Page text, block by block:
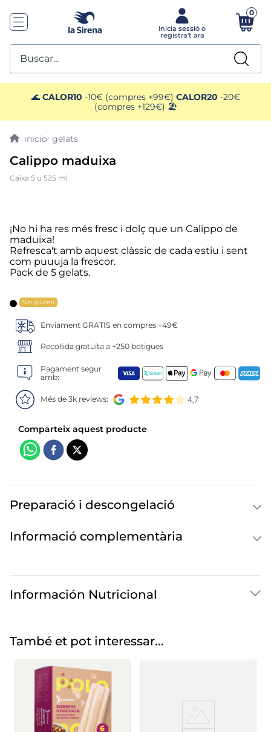
0
Buscar...
🌊 CALOR10 -10€ (compres +99€) CALOR20 -20€
(compres +129€) 🏖️
gelats
Calippo maduixa
Caixa 5 u 525 ml
¡No hi ha res més fresc i dolç que un Calippo de
maduixa!
Refresca't amb aquest clàssic de cada estiu i sent
com puuuja la frescor.
Pack de 5 gelats.
Sin gluten
Enviament GRATIS en compres +49€
Recollida gratuïta a +250 botigues
Pagament segur
amb:
Més de 3k reviews:
Preparació i descongelació
Informació complementària
Información Nutricional
També et pot interessar...
TOP SEARCHES
1. helados sirena
gambas
3. patatas
5. verduras
6. croquetas
7. canelones
8. gambon
10. pollo